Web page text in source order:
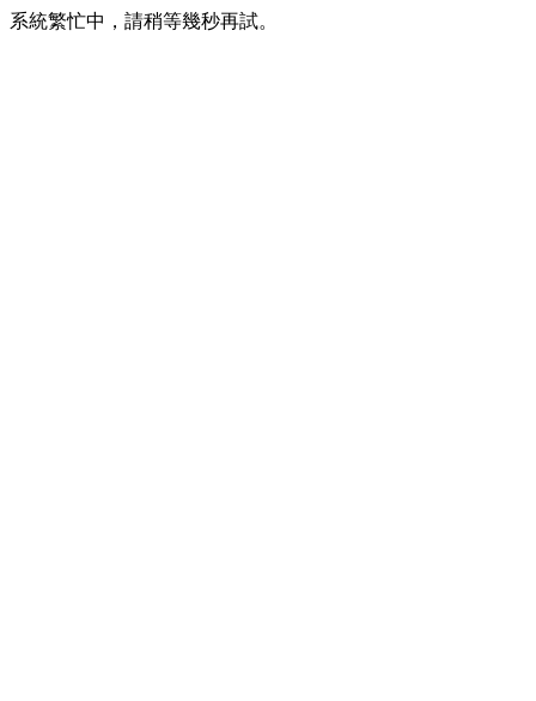
系統繁忙中，請稍等幾秒再試。